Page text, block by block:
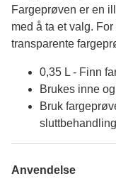
Fargeprøven er en
med å ta et valg.
transparente
0,35 L - Finn
Brukes inne
Bruk
sluttbehandling
Anvendelse